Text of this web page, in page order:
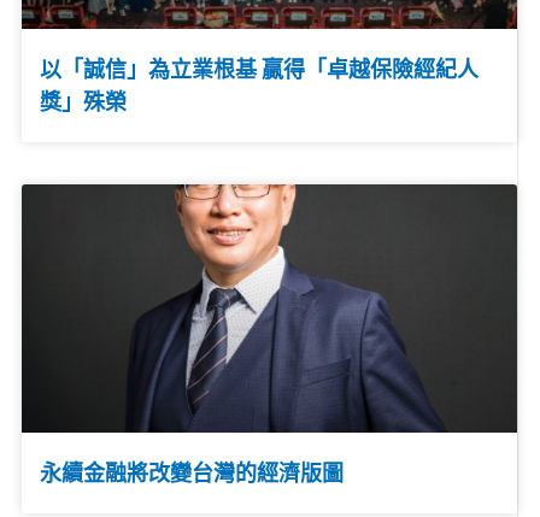
以「誠信」為立業根基 贏得「卓越保險經紀人
獎」殊榮
永續金融將改變台灣的經濟版圖